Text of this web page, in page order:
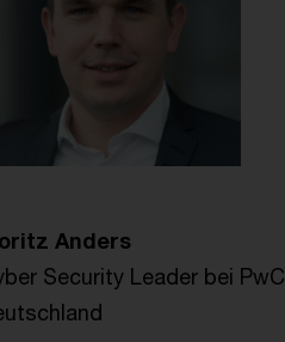
Anders
Security Leader bei PwC